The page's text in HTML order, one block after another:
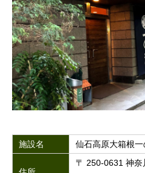
施設名 仙石高原大箱根一
〒 250-0631 神